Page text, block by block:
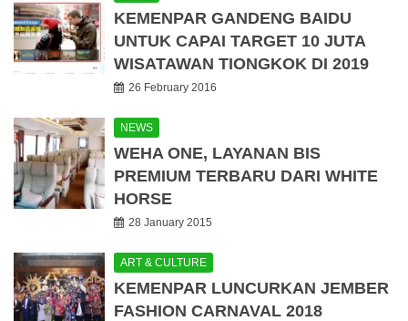
KEMENPAR GANDENG BAIDU
UNTUK CAPAI TARGET 10 JUTA
WISATAWAN TIONGKOK DI 2019
26 February 2016
NEWS
WEHA ONE, LAYANAN BIS
PREMIUM TERBARU DARI WHITE
HORSE
28 January 2015
ART & CULTURE
KEMENPAR LUNCURKAN JEMBER
FASHION CARNAVAL 2018